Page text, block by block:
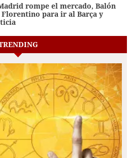
rompe el mercado, Balón
Florentino para ir al Barça y